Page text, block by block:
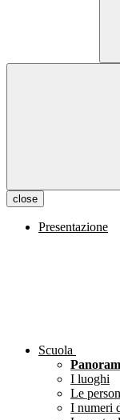
close
Presentazione
Scuola
I luoghi
Le
I numeri